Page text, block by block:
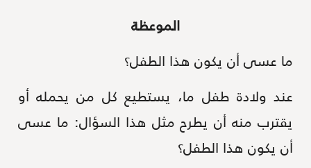
الموعظة
ما عسى أن يكون هذا الطفل؟
عند ولادة طفل ما، يستطيع كل من يحمله أو
يقترب منه أن يطرح مثل هذا السؤال: ما عسى
أن يكون هذا الطفل؟